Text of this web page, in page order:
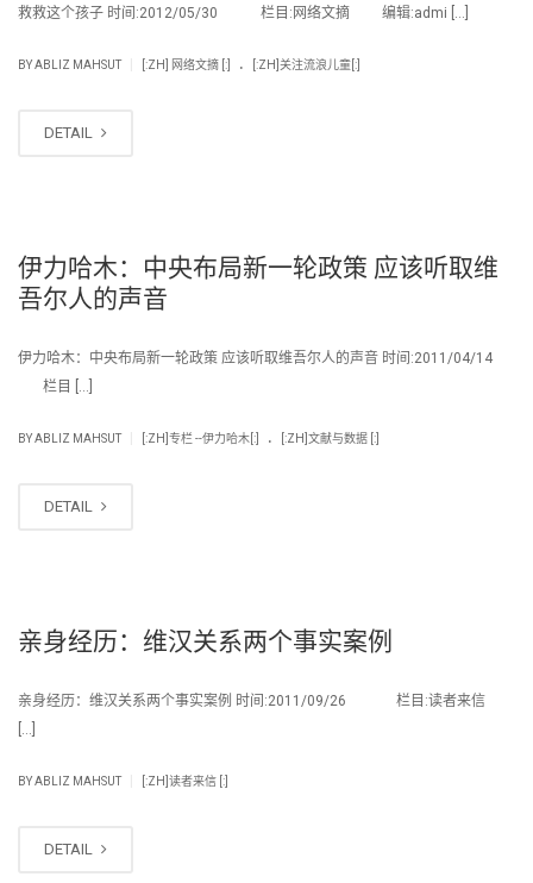
救救这个孩子 时间:2012/05/30 栏目:网络文摘 编辑:admi […]
BYABLIZ MAHSUT [:ZH] 网络文摘 [:] . [:ZH]关注流浪儿童[:]
DETAIL
伊力哈木：中央布局新一轮政策 应该听取维
吾尔人的声音
伊力哈木：中央布局新一轮政策 应该听取维吾尔人的声音 时间:2011/04/14
栏目 […]
BYABLIZ MAHSUT [:ZH]专栏 --伊力哈木[:] . [:ZH]文献与数据 [:]
DETAIL
亲身经历：维汉关系两个事实案例
亲身经历：维汉关系两个事实案例 时间:2011/09/26 栏目:读者来信
[…]
BYABLIZ MAHSUT [:ZH]读者来信 [:]
DETAIL